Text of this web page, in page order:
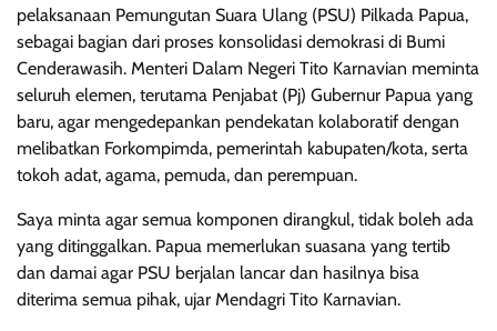
pelaksanaan Pemungutan Suara Ulang (PSU) Pilkada Papua,
sebagai bagian dari proses konsolidasi demokrasi di Bumi
Cenderawasih. Menteri Dalam Negeri Tito Karnavian meminta
seluruh elemen, terutama Penjabat (Pj) Gubernur Papua yang
baru, agar mengedepankan pendekatan kolaboratif dengan
melibatkan Forkompimda, pemerintah kabupaten/kota, serta
tokoh adat, agama, pemuda, dan perempuan.
Saya minta agar semua komponen dirangkul, tidak boleh ada
yang ditinggalkan. Papua memerlukan suasana yang tertib
dan damai agar PSU berjalan lancar dan hasilnya bisa
diterima semua pihak, ujar Mendagri Tito Karnavian.